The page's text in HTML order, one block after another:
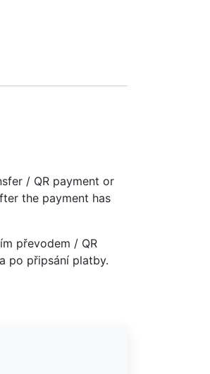
/ QR payment or
the payment has
převodem / QR
po připsání platby.